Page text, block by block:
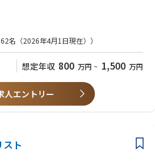
ョン提案
リスク管理などプロジェクト管理全般
様設計、アーキテクチャ設計）業務
含む）との協業
ェア開発（設計やプログラミング）の知識
を技術的にリードできる。
ミュニケーションも臆せず、良好な関係を
導くため、積極的なチーム貢献意欲のある
る方
名（2026年4月1日現在））
想定年収 800 万円 ~ 1,500 万円
人エントリー
スト